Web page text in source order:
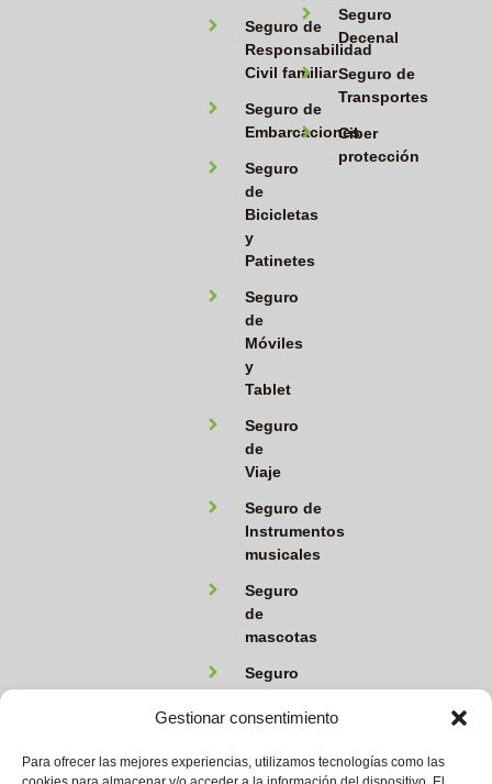
Gestionar consentimiento
Para ofrecer las mejores experiencias, utilizamos tecnologías como las
Seguro de
Responsabilidad
Civil familiar
Seguro de
Embarcaciones
Seguro
de
Bicicletas
y
Patinetes
Seguro
de
Móviles
y
Tablet
Seguro
de
Viaje
Seguro de
Instrumentos
musicales
Seguro
de
mascotas
Seguro
ahorro
Seguro de
accidentes
Seguro
Decenal
Seguro de
Transportes
Ciber
protección